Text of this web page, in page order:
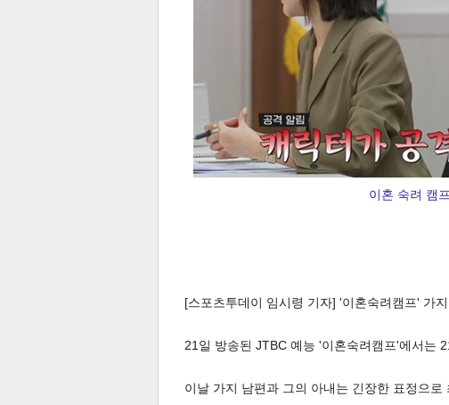
최신 뉴스 연예 스포츠
이혼 숙려 캠
[스포츠투데이 임시령 기자] '이혼숙려캠프' 가
21일 방송된 JTBC 예능 '이혼숙려캠프'에서는
이날 가지 남편과 그의 아내는 긴장한 표정으로